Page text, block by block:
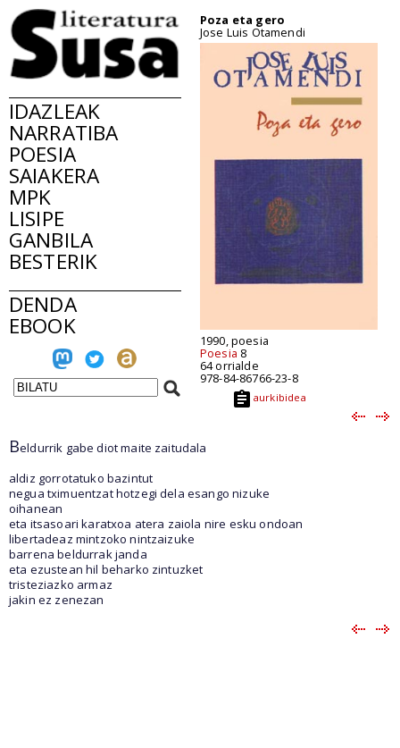
IDAZLEAK
NARRATIBA
POESIA
SAIAKERA
MPK
LISIPE
GANBILA
BESTERIK
DENDA
EBOOK
Poza eta gero
Jose Luis Otamendi
1990, poesia
Poesia 8
64 orrialde
978-84-86766-23-8
aurkibidea
Beldurrik gabe diot maite zaitudala
aldiz gorrotatuko bazintut
negua tximuentzat hotzegi dela esango nizuke
oihanean
eta itsasoari karatxoa atera zaiola nire esku ondoan
libertadeaz mintzoko nintzaizuke
barrena beldurrak janda
eta ezustean hil beharko zintuzket
tristeziazko armaz
jakin ez zenezan